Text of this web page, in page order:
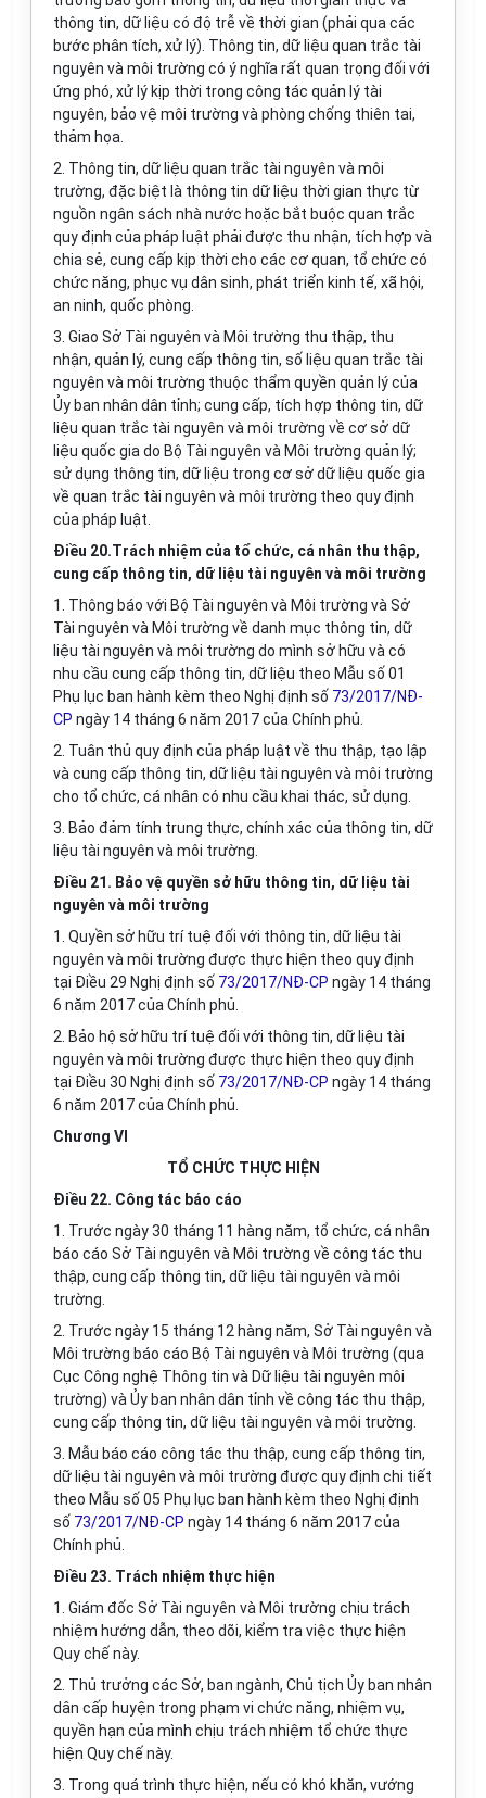
thông tin, dữ liệu có độ trễ về thời gian (phải qua các
bước phân tích, xử lý). Thông tin, dữ liệu quan trắc tài
nguyên và môi trường có ý nghĩa rất quan trọng đối với
ứng phó, xử lý kịp thời trong công tác quản lý tài
nguyên, bảo vệ môi trường và phòng chống thiên tai,
thảm họa.
2. Thông tin, dữ liệu quan trắc tài nguyên và môi
trường, đặc biệt là thông tin dữ liệu thời gian thực từ
nguồn ngân sách nhà nước hoặc bắt buộc quan trắc
quy định của pháp luật phải được thu nhận, tích hợp và
chia sẻ, cung cấp kịp thời cho các cơ quan, tổ chức có
chức năng, phục vụ dân sinh, phát triển kinh tế, xã hội,
an ninh, quốc phòng.
3. Giao Sở Tài nguyên và Môi trường thu thập, thu
nhận, quản l ý, cung cấp thông tin, số liệu quan trắc tài
nguyên và môi trường thuộc thẩm quyền quản lý của
Ủy ban nhân dân tỉnh; cung cấp, tích hợp thông tin, dữ
liệu quan trắc tài nguyên và môi trường về cơ sở dữ
liệu quốc gia do Bộ Tài nguyên và Môi trường quản lý;
sử dụng thông tin, dữ liệu trong cơ sở dữ liệu quốc gia
về quan trắc tài nguyên và môi trường theo quy định
của pháp luật.
Điều 20.Trách nhiệm của tổ chức, cá nhân thu thập,
cung cấp thông tin, dữ liệu tài nguyên và môi trường
1. Thông báo với Bộ Tài nguyên và Môi trường và Sở
Tài nguyên và Môi trường về danh mục thông tin, dữ
liệu tài nguyên và môi trường do mình sở hữu và có
nhu cầu cung cấp thông tin, dữ liệu theo Mẫu số 01
Phụ lục ban hành kèm theo Nghị định số 73/2017/NĐ-
CP ngày 14 tháng 6 năm 2017 của Chính phủ.
2. Tuân thủ quy định của pháp luật về thu thập, tạo lập
và cung cấp thông tin, dữ liệu tài nguyên và môi trường
cho tổ chức, cá nhân có nhu cầu khai thác, sử dụng.
3. Bảo đảm tính trung thực, chính xác của thông tin, dữ
liệu tài nguyên và môi trường.
Điều 21. Bảo vệ quyền sở hữu thông tin, dữ liệu tài
nguyên và môi trường
1. Quyền sở hữu trí tuệ đối với thông tin, dữ liệu tài
nguyên và môi trường được thực hiện theo quy định
tại Điều 29 Nghị định số 73/2017/NĐ-CP ngày 14 tháng
6 năm 2017 của Chính phủ.
2. Bảo hộ sở hữu trí tuệ đối với thông tin, dữ liệu tài
nguyên và môi trường được thực hiện theo quy định
tại Điều 30 Nghị định số 73/2017/NĐ-CP ngày 14 tháng
6 năm 2017 của Chính phủ.
Chương VI
TỔ CHỨC THỰC HIỆN
Điều 22. Công tác báo cáo
1. Trước ngày 30 tháng 11 hàng năm, tổ chức, cá nhân
báo cáo Sở Tài nguyên và Môi trường về công tác thu
thập, cung cấp thông tin, dữ liệu tài nguyên và môi
trường.
2. Trước ngày 15 tháng 12 hàng năm, Sở Tài nguyên và
Môi trường báo cáo Bộ Tài nguyên và Môi trường (qua
Cục Công nghệ Thông tin và Dữ liệu tài nguyên môi
trường) và Ủy ban nhân dân tỉnh về công tác thu thập,
cung cấp thông tin, dữ liệu tài nguyên và môi trường.
3. Mẫu báo cáo công tác thu thập, cung cấp thông tin,
dữ liệu tài nguyên và môi trường được quy định chi tiết
theo Mẫu số 05 Phụ lục ban hành kèm theo Nghị định
số 73/2017/NĐ-CP ngày 14 tháng 6 năm 2017 của
Chính phủ.
Điều 23. Trách nhiệm thực hiện
1. Giám đốc Sở Tài nguyên và Môi trường chịu trách
nhiệm hướng dẫn, theo dõi, kiểm tra việc thực hiện
Quy chế này.
2. Thủ trưởng các Sở, ban ngành, Chủ tịch Ủy ban nhân
dân cấp huyện trong phạm vi chức năng, nhiệm vụ,
quyền hạn của mình chịu trách nhiệm tổ chức thực
hiện Quy chế này.
3. Trong quá trình thực hiện, nếu có khó khăn, vướng